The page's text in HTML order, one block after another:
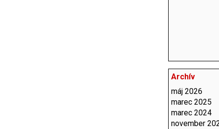
Archív
máj 2026
marec 2025
marec 2024
november